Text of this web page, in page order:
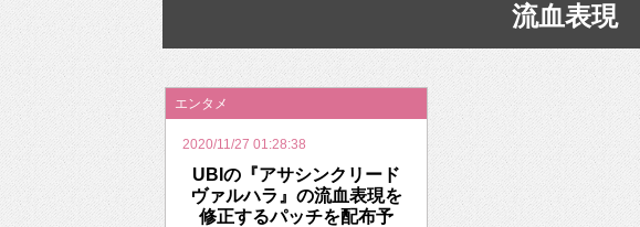
挫折率8割の壁をAIで突破。ジャストシステム、”自分が今話し･･･
2026年のバレンタインは「自分で作って、想いを渡す」 TE･･･
流血表現
エンタメ
2020/11/27 01:28:38
UBIの『アサシンクリード
ヴァルハラ』の流血表現を
修正するパッチを配布予